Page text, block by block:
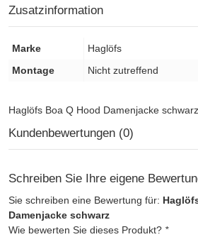
Zusatzinformation
Marke
Haglöfs
Montage
Nicht zutreffend
Haglöfs Boa Q Hood Damenjacke schwarz
Kundenbewertungen (0)
Schreiben Sie Ihre eigene
Sie schreiben eine Bewertung für:
Damenjacke schwarz
Wie bewerten Sie dieses Produkt? *